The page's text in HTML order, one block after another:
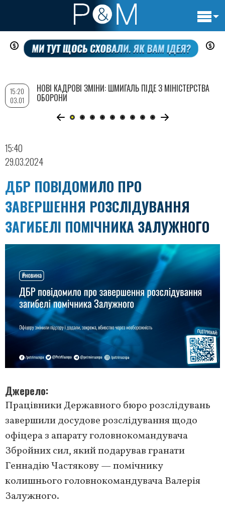
Перейти
до
вмісту
15:40
29.03.2024
ДБР ПОВІДОМИЛО ПРО
ЗАВЕРШЕННЯ РОЗСЛІДУВАННЯ
ЗАГИБЕЛІ ПОМІЧНИКА ЗАЛУЖНОГО
Джерело
Працівники Державного бюро розслідувань
завершили досудове розслідування щодо
офіцера з апарату головнокомандувача
Збройних сил, який подарував гранати
Геннадію Частякову — помічнику
колишнього головнокомандувача Валерія
Залужного.
15:20
03.01
НОВІ КАДРОВІ ЗМІНИ: ШМИГАЛЬ ПІДЕ З МІНІСТЕРСТВА
ОБОРОНИ